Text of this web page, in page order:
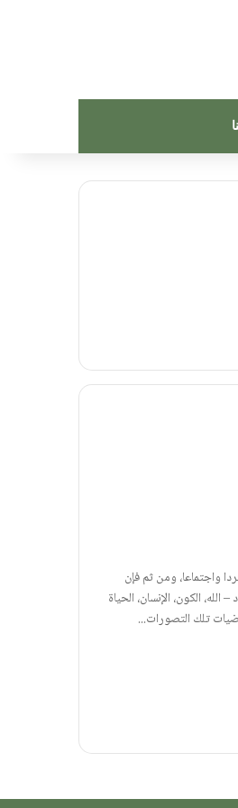
واجتماعا، ومن ثم فإن
الكون، الإنسان، الحياة
تلك التصورات...